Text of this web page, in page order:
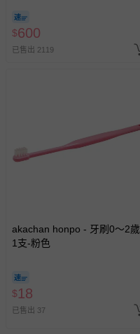
$600
已售出 2119
akachan honpo - 牙刷0～2歲
1支-粉色
$18
已售出 37